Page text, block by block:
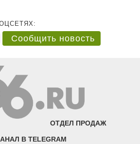
Сообщить новость
ОТДЕЛ ПРОДАЖ
В TELEGRAM